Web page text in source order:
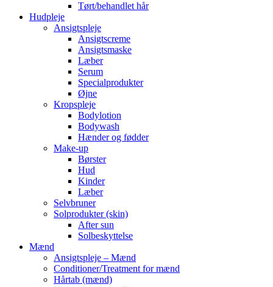
Tørt/behandlet hår
Hudpleje
Ansigtspleje
Ansigtscreme
Ansigtsmaske
Læber
Serum
Specialprodukter
Øjne
Kropspleje
Bodylotion
Bodywash
Hænder og fødder
Make-up
Børster
Hud
Kinder
Læber
Selvbruner
Solprodukter (skin)
After sun
Solbeskyttelse
Mænd
Ansigtspleje – Mænd
Conditioner/Treatment for mænd
Hårtab (mænd)